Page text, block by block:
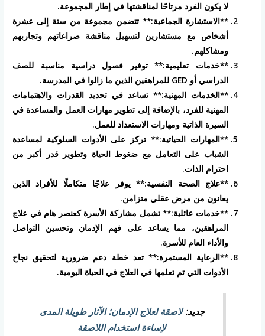
لا يكون الفرد مرتاحًا لمناقشتها في إطار المجموعة.
**الاستشارة الجماعية:** تتضمن مجموعة من ستة إلى عشرة
أشخاص مع مستشارين لتسهيل مناقشة صراعاتهم وتجاربهم
ومشاكلهم.
**خدمات تعليمية:** توفير فصول دراسية مناسبة للصف
الدراسي أو GED للمراهقين الذين ما زالوا في المدرسة.
**الخدمات المهنية:** تساعد في تحديد القدرات والاهتمامات
المهنية للفرد، بالإضافة إلى تطوير مهارات العمل والمساعدة في
السيرة الذاتية ومهارات الاستعداد للعمل.
**المهارات الحياتية:** تركز على الأدوات السلوكية لمساعدة
الشباب على التعامل مع ضغوط الحياة وتطوير قدر أكبر من
احترام الذات.
**علاج الصحة النفسية:** يوفر علاجًا متكاملًا للأفراد الذين
يعانون من مرض عقلي متزامن.
**خدمات عائلية:** تشمل مشاركة الأسرة كعنصر هام في علاج
المراهقين، مما يساعد على فهم الإدمان وتحسين التواصل
والأداء العام للأسرة.
**الرعاية المستمرة:** تعد خطة دعم ضرورية لتحقيق نجاح
الأدوات التي تم تعلمها في العلاج في الحياة اليومية.
جديد:لاصقة لعلاج الإدمان؛ الآثار طويلة المدى
لإساءة استخدام اللاصقة